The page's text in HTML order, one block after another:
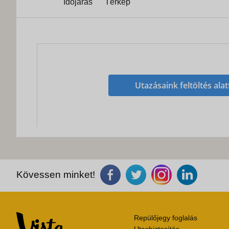
Időjárás Térkép
Utazásaink feltöltés
Kövessen minket!
Repülőjegy foglalás